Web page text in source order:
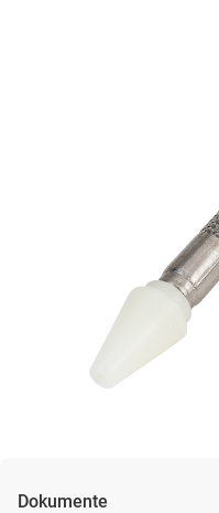
Dokumente